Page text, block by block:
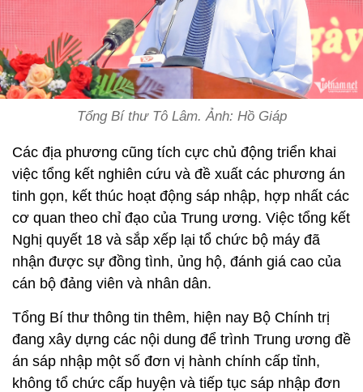
Tổng Bí thư Tô Lâm. Ảnh: Hồ Giáp
Các địa phương cũng tích cực chủ động triển khai
việc tổng kết nghiên cứu và đề xuất các phương án
tinh gọn, kết thúc hoạt động sáp nhập, hợp nhất các
cơ quan theo chỉ đạo của Trung ương. Việc tổng kết
Nghị quyết 18 và sắp xếp lại tổ chức bộ máy đã
nhận được sự đồng tình, ủng hộ, đánh giá cao của
cán bộ đảng viên và nhân dân.
Tổng Bí thư thông tin thêm, hiện nay Bộ Chính trị
đang xây dựng các nội dung để trình Trung ương đề
án sáp nhập một số đơn vị hành chính cấp tỉnh,
không tổ chức cấp huyện và tiếp tục sáp nhập đơn